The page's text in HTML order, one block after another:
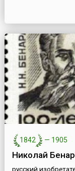
1842 — 1905
Николай
русский